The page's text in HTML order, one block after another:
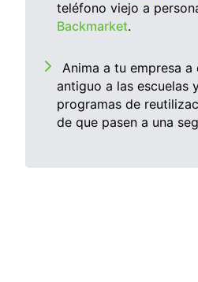
teléfono viejo a
Backmarket.
Anima a tu empresa
antiguo a las escuelas
programas de
de que pasen a una